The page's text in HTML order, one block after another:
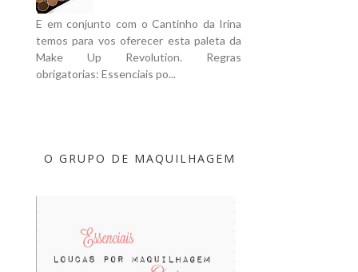
E em conjunto com o Cantinho da Irina
temos para vos oferecer esta paleta da
Make Up Revolution. Regras
obrigatorias: Essenciais po...
O GRUPO DE MAQUILHAGEM